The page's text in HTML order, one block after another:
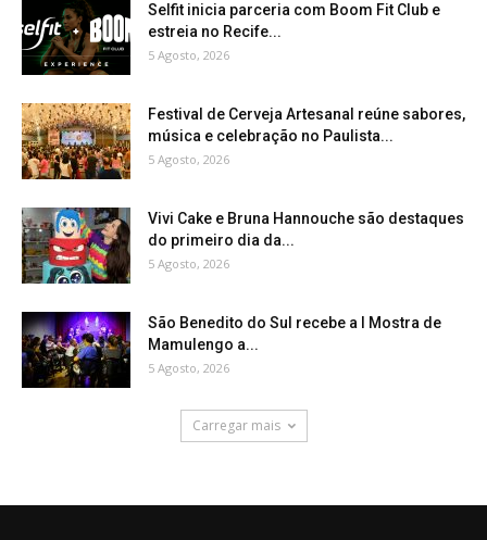
Selfit inicia parceria com Boom Fit Club e
estreia no Recife...
5 Agosto, 2026
Festival de Cerveja Artesanal reúne sabores,
música e celebração no Paulista...
5 Agosto, 2026
Vivi Cake e Bruna Hannouche são destaques
do primeiro dia da...
5 Agosto, 2026
São Benedito do Sul recebe a I Mostra de
Mamulengo a...
5 Agosto, 2026
Carregar mais